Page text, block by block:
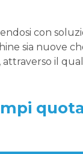
con
sia nuove
il